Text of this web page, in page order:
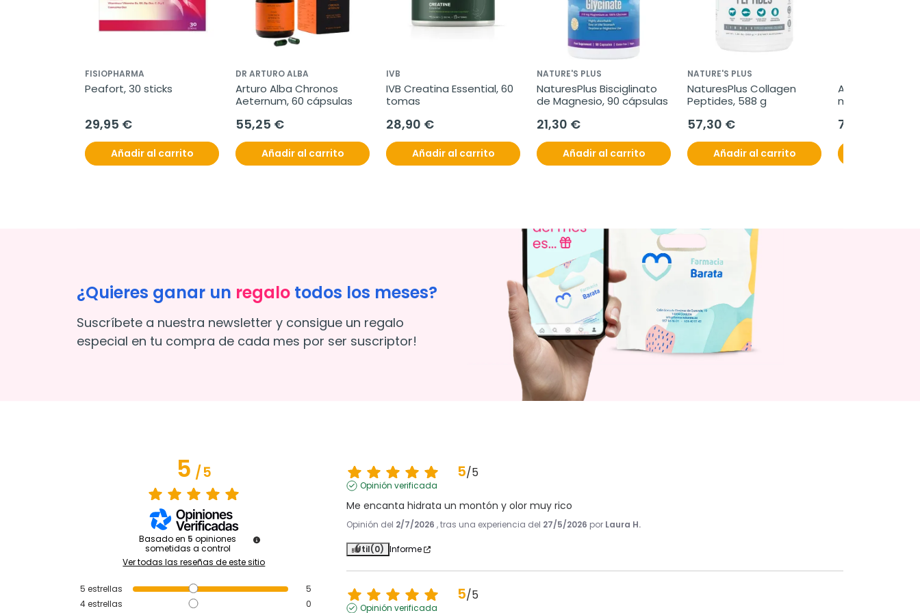
FISIOPHARMA
Peafort, 30 sticks
29,95 €
Añadir al carrito
DR ARTURO ALBA
Arturo Alba Chronos
Aeternum, 60 cápsulas
55,25 €
Añadir al carrito
IVB
IVB Creatina Essential, 60
tomas
28,90 €
Añadir al carrito
NATURE'S PLUS
NaturesPlus Bisciglinato
de Magnesio, 90 cápsulas
21,30 €
Añadir al carrito
NATURE'S PLUS
NaturesPlus Collagen
Peptides, 588 g
57,30 €
Añadir al carrito
Acustone
ml
7,60 €
¿Quieres ganar un regalo todos los meses?
Suscríbete a nuestra newsletter y consigue un regalo
especial en tu compra de cada mes por ser suscriptor!
5/5
Basado en 5 opiniones
sometidas a control
Ver todas las reseñas de este sitio
5 estrellas
5
4estrellas 0
5/5
Opinión verificada
Me encanta hidrata un montón y olor muy rico
Opinión del 2/7/2026 , tras una experiencia del 27/5/2026 por Laura H.
Útil(0) Informe
5/5
Opinión verificada